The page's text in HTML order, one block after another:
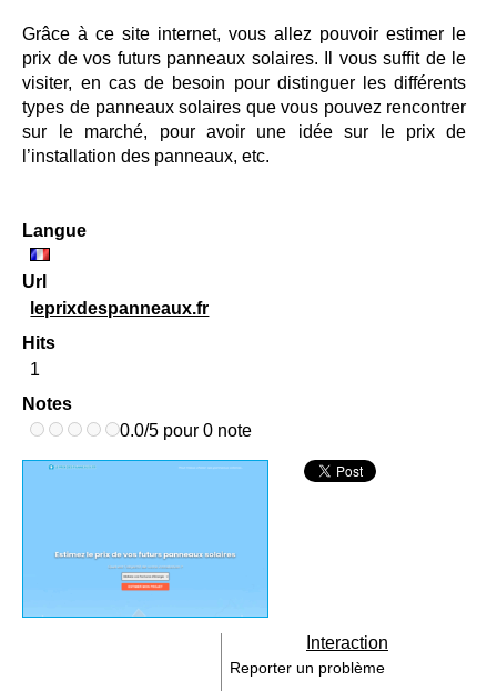
Grâce à ce site internet, vous allez pouvoir estimer le
prix de vos futurs panneaux solaires. Il vous suffit de le
visiter, en cas de besoin pour distinguer les différents
types de panneaux solaires que vous pouvez rencontrer
sur le marché, pour avoir une idée sur le prix de
l’installation des panneaux, etc.
Langue
Url
leprixdespanneaux.fr
Hits
1
Notes
0.0/5 pour 0 note
Interaction
Reporter un problème